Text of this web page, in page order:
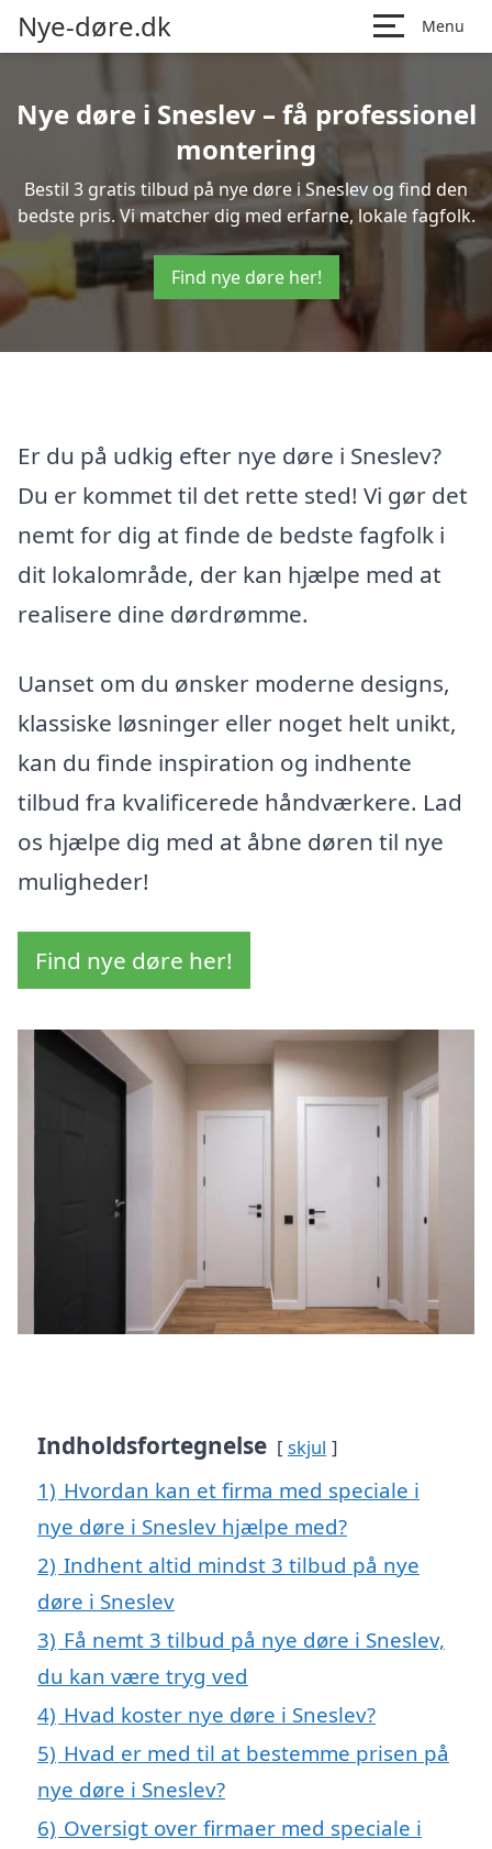
Nye-døre.dk Menu
Nye døre i Sneslev – få professionel
montering
Bestil 3 gratis tilbud på nye døre i Sneslev og find den
bedste pris. Vi matcher dig med erfarne, lokale fagfolk.
Find nye døre her!
Er du på udkig efter nye døre i Sneslev?
Du er kommet til det rette sted! Vi gør det
nemt for dig at finde de bedste fagfolk i
dit lokalområde, der kan hjælpe med at
realisere dine dørdrømme.
Uanset om du ønsker moderne designs,
klassiske løsninger eller noget helt unikt,
kan du finde inspiration og indhente
tilbud fra kvalificerede håndværkere. Lad
os hjælpe dig med at åbne døren til nye
muligheder!
Find nye døre her!
Indholdsfortegnelse skjul
1) Hvordan kan et firma med speciale i
nye døre i Sneslev hjælpe med?
2) Indhent altid mindst 3 tilbud på nye
døre i Sneslev
3) Få nemt 3 tilbud på nye døre i Sneslev,
du kan være tryg ved
4) Hvad koster nye døre i Sneslev?
5) Hvad er med til at bestemme prisen på
nye døre i Sneslev?
6) Oversigt over firmaer med speciale i